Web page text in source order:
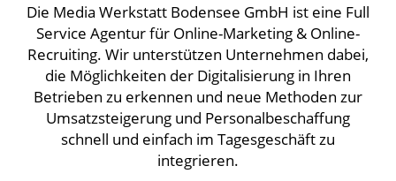
Die Media Werkstatt Bodensee GmbH ist eine Full
Service Agentur für Online-Marketing & Online-
Recruiting. Wir unterstützen Unternehmen dabei,
die Möglichkeiten der Digitalisierung in Ihren
Betrieben zu erkennen und neue Methoden zur
Umsatzsteigerung und Personalbeschaffung
schnell und einfach im Tagesgeschäft zu
integrieren.